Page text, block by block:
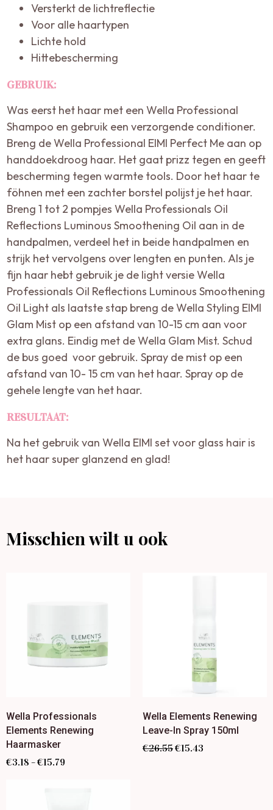
Versterkt de lichtreflectie
Voor alle haartypen
Lichte hold
Hittebescherming
GEBRUIK:
Was eerst het haar met een Wella Professional
Shampoo en gebruik een verzorgende conditioner.
Breng de Wella Professional EIMI Perfect Me aan op
handdoekdroog haar. Het gaat prizz tegen en geeft
bescherming tegen warmte tools. Door het haar te
föhnen met een zachter borstel polijst je het haar.
Breng 1 tot 2 pompjes Wella Professionals Oil
Reflections Luminous Smoothening Oil aan in de
handpalmen, verdeel het in beide handpalmen en
strijk het vervolgens over lengten en punten. Als je
fijn haar hebt gebruik je de light versie Wella
Professionals Oil Reflections Luminous Smoothening
Oil Light als laatste stap breng de Wella Styling EIMI
Glam Mist op een afstand van 10-15 cm aan voor
extra glans. Eindig met de Wella Glam Mist. Schud
de bus goed voor gebruik. Spray de mist op een
afstand van 10- 15 cm van het haar. Spray op de
gehele lengte van het haar.
RESULTAAT:
Na het gebruik van Wella EIMI set voor glass hair is
het haar super glanzend en glad!
Misschien wilt u ook
Wella Professionals
Elements Renewing
Haarmasker
€3.18 –€15.79
Wella Elements Renewing
Leave-In Spray 150ml
€26.55€15.43